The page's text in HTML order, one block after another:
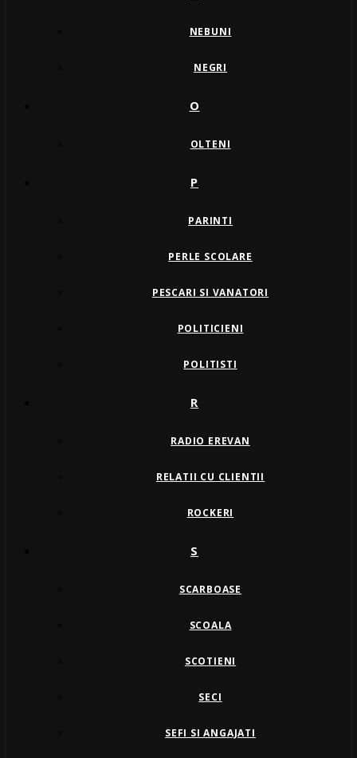
NEBUNI
NEGRI
O
OLTENI
P
PARINTI
PERLE SCOLARE
PESCARI SI VANATORI
POLITICIENI
POLITISTI
R
RADIO EREVAN
RELATII CU CLIENTII
ROCKERI
S
SCARBOASE
SCOALA
SCOTIENI
SECI
SEFI SI ANGAJATI